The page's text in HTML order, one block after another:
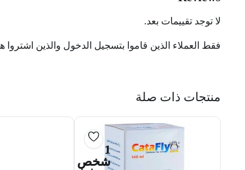
لا توجد تقييمات بعد.
فقط العملاء الذين قاموا بتسجيل الدخول والذين اشتروا
منتجات ذات صلة
1
شخص